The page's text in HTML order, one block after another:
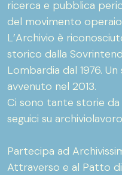
ricerca e pubblica
del movimento
L’Archivio è
storico dalla
Lombardia dal 1976.
avvenuto nel 2013.
Ci sono tante storie
seguici su
Partecipa ad
Attraverso e al Patto